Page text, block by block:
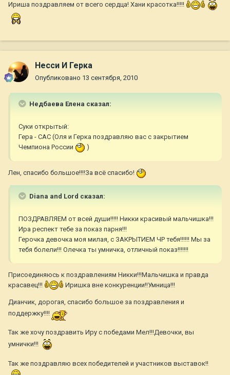
Ириша поздравляем от всего сердца! Хани красотка!!!!!
Несси И Герка
Опубликовано 13 сентября, 2010
Недбаева Елена сказал:
Суки открытый:
Гера - САС (Оля и Герка поздравляю вас с закрытием
Чемпиона России
)
Лен, спасибо большое!!!!За всё спасибо!
Diana and Lord сказал:
ПОЗДРАВЛЯЕМ от всей души!!!!! Никки красивый мальчишка!!!
Ира респект тебе за показ парня!!!
Герочка девочка моя милая, с ЗАКРЫТИЕМ ЧР тебя!!!!!! Мы за
тебя болели!!! Олечка ты умничка, отличный показ!!!!!!!
Присоединяюсь к поздравлениям Никки!!!Мальчишка и правда
красавец!!!
Иришка вне конкуренции!!Умница!!!
Дианчик, дорогая, спасибо большое за поздравления и
поддержку!!!!
Так же хочу поздравить Иру с победами Мел!!!Девочки, вы
умнички!!!
Так же поздравляю всех победителей и участников выставок!!